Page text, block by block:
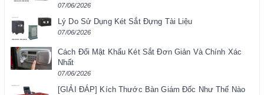
07/06/2026
Lý Do Sử Dụng Két Sắt Đựng Tài Liệu
07/06/2026
Cách Đổi Mật Khẩu Két Sắt Đơn Giản Và Chính Xác
Nhất
07/06/2026
[GIẢI ĐÁP] Kích Thước Bàn Giám Đốc Như Thế Nào